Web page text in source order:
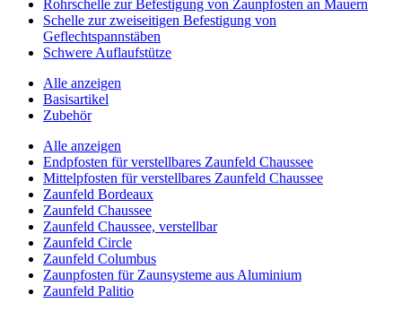
Rohrschelle zur Befestigung von Zaunpfosten an Mauern
Schelle zur zweiseitigen Befestigung von
Geflechtspannstäben
Schwere Auflaufstütze
Alle anzeigen
Basisartikel
Zubehör
Alle anzeigen
Endpfosten für verstellbares Zaunfeld Chaussee
Mittelpfosten für verstellbares Zaunfeld Chaussee
Zaunfeld Bordeaux
Zaunfeld Chaussee
Zaunfeld Chaussee, verstellbar
Zaunfeld Circle
Zaunfeld Columbus
Zaunpfosten für Zaunsysteme aus Aluminium
Zaunfeld Palitio